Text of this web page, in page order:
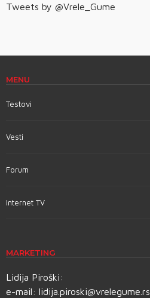
Tweets by @Vrele_Gume
MENU
Testovi
Vesti
Forum
Internet TV
MARKETING
Lidija Piroški:
e-mail: lidija.piroski@vrelegume.rs